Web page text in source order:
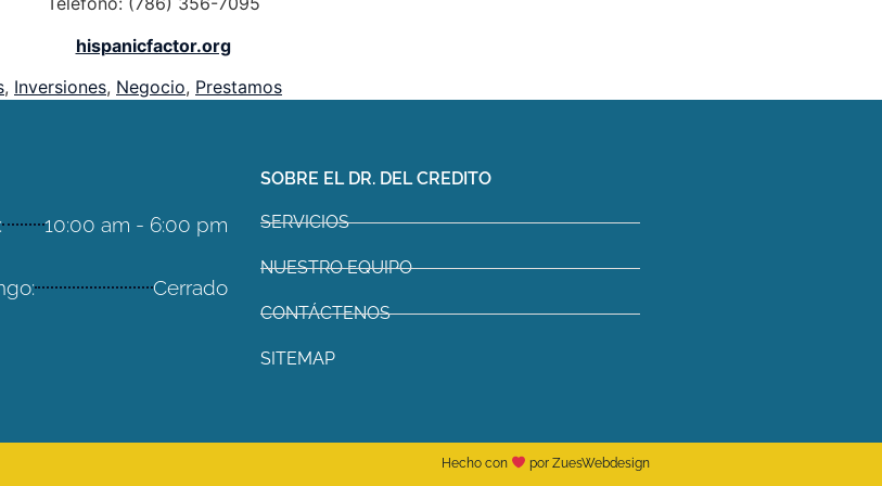
hispanicfactor.org
, Inversiones, Negocio, Prestamos
10:00 am - 6:00 pm
Cerrado
SOBRE EL DR. DEL CREDITO
SERVICIOS
NUESTRO EQUIPO
CONTÁCTENOS
SITEMAP
Hecho con por ZuesWebdesign